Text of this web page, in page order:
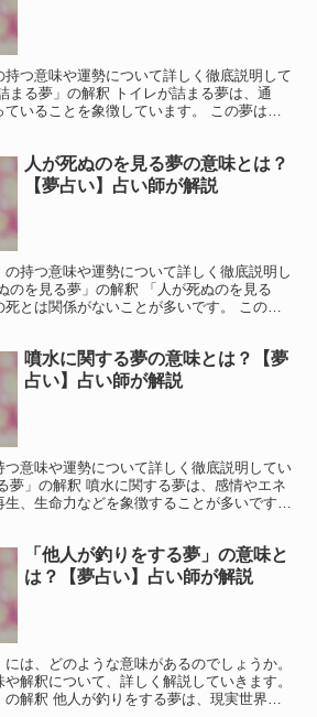
持つ意味や運勢について詳しく徹底説明して
まる夢」の解釈 トイレが詰まる夢は、通
いることを象徴しています。 この夢は、
人が死ぬのを見る夢の意味とは？
【夢占い】占い師が解説
の持つ意味や運勢について詳しく徹底説明し
のを見る夢」の解釈 「人が死ぬのを見る
とは関係がないことが多いです。 この夢
噴水に関する夢の意味とは？【夢
占い】占い師が解説
つ意味や運勢について詳しく徹底説明してい
夢」の解釈 噴水に関する夢は、感情やエネ
、生命力などを象徴することが多いです。
「他人が釣りをする夢」の意味と
は？【夢占い】占い師が解説
には、どのような意味があるのでしょうか。
解釈について、詳しく解説していきます。
の解釈 他人が釣りをする夢は、現実世界で